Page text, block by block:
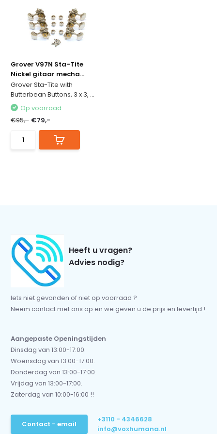
Grover V97N Sta-Tite
Nickel gitaar mecha...
Grover Sta-Tite with
Butterbean Buttons, 3 x 3, ...
Op voorraad
€95,- €79,-
Heeft u vragen?
Advies nodig?
Iets niet gevonden of niet op voorraad ?
Neem contact met ons op en we geven u de prijs en levertijd !
Aangepaste Openingstijden
Dinsdag van 13:00-17:00.
Woensdag van 13:00-17:00.
Donderdag van 13:00-17:00.
Vrijdag van 13:00-17:00.
Zaterdag van 10:00-16:00 !!
Contact - email
+3110 - 4346628
info@voxhumana.nl